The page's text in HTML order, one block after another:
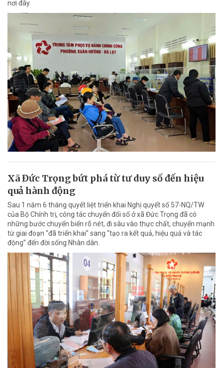
nơi đây.
Xã Đức Trọng bứt phá từ tư duy số đến hiệu
quả hành động
Sau 1 năm 6 tháng quyết liệt triển khai Nghị quyết số 57-NQ/TW
của Bộ Chính trị, công tác chuyển đổi số ở xã Đức Trọng đã có
những bước chuyển biến rõ nét, đi sâu vào thực chất, chuyển mạnh
từ giai đoạn “đã triển khai” sang “tạo ra kết quả, hiệu quả và tác
động” đến đời sống Nhân dân.